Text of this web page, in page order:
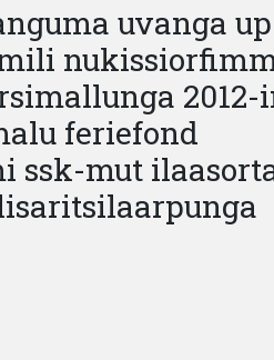
uvanga
feriefond
ssk-mut